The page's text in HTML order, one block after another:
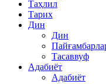
Таҳлил
Тарих
Дин
Дин
Тасаввуф
Адабиёт
Адабиёт